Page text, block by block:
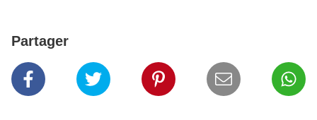
Partager